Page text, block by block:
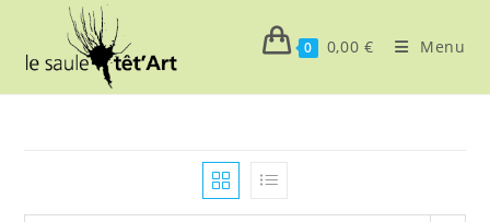
content
0 0,00 € Menu